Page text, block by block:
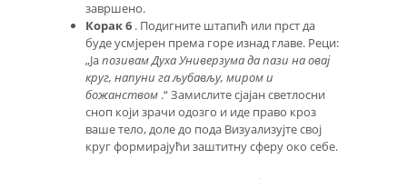
завршено.
Корак 6 . Подигните штапић или прст да
буде усмјерен према горе изнад главе. Реци:
„Јапозивам Духа Универзума да пази на овај
круг, напуни га љубављу, миром и
божанством .“ Замислите сјајан светлосни
сноп који зрачи одозго и иде право кроз
ваше тело, доле до пода Визуализујте свој
круг формирајући заштитну сферу око себе.